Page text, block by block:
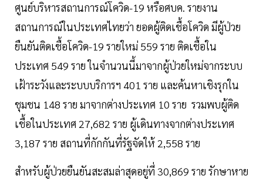
ศูนย์บริหารสถานการณ์โควิด-19 หรือศบค. รายงาน
สถานการณ์ในประเทศไทยว่า ยอดผู้ติดเชื้อโควิด มีผู้ป่วย
ยืนยันติดเชื้อโควิด-19 รายใหม่ 559 ราย ติดเชื้อใน
ประเทศ 549 ราย ในจำนวนนี้มาจากผู้ป่วยใหม่จากระบบ
เฝ้าระวังและระบบบริการฯ 401 ราย และค้นหาเชิงรุกใน
ชุมชน 148 ราย มาจากต่างประเทศ 10 ราย รวมพบผู้ติด
เชื้อในประเทศ 27,682 ราย ผู้เดินทางจากต่างประเทศ
3,187 ราย สถานที่กักกันที่รัฐจัดให้ 2,558 ราย
สำหรับผู้ป่วยยืนยันสะสมล่าสุดอยู่ที่ 30,869 ราย รักษาหาย